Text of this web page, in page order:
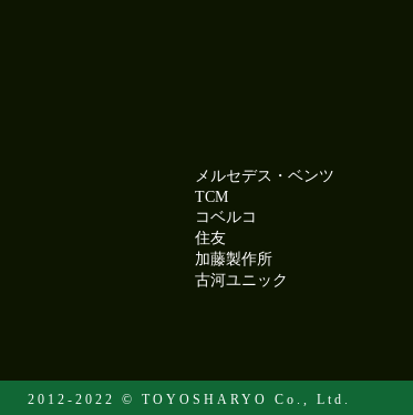
メルセデス・ベンツ
TCM
コベルコ
住友
加藤製作所
古河ユニック
2012-2022 © TOYOSHARYO Co., Ltd.